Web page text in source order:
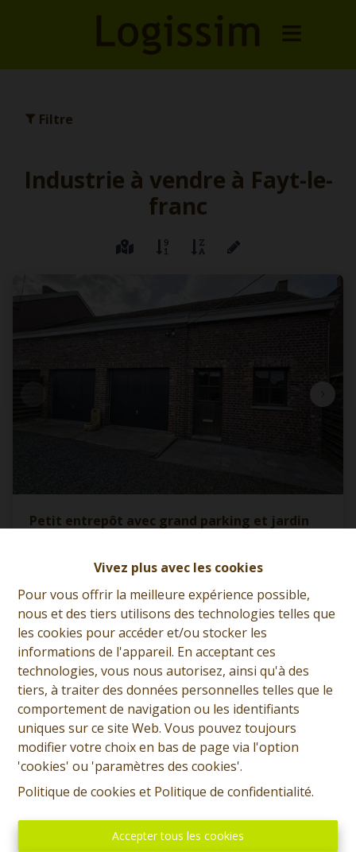
Vivez plus avec les cookies
Pour vous offrir la meilleure expérience possible,
nous et des tiers utilisons des technologies telles que
les cookies pour accéder et/ou stocker les
informations de l'appareil. En acceptant ces
technologies, vous nous autorisez, ainsi qu'à des
tiers, à traiter des données personnelles telles que le
comportement de navigation ou les identifiants
uniques sur ce site Web. Vous pouvez toujours
modifier votre choix en bas de page via l'option
'cookies' ou 'paramètres des cookies'.
Politique de cookies et Politique de confidentialité.
Accepter tous les cookies
Filtre
Industrie à vendre à Fayt-le-
franc
Petit entrepôt avec grand parking et jardin
7387 Fayt-Le-Franc|Ref: 13007
À partir de € 110.000
2 60 m² 1738 m²